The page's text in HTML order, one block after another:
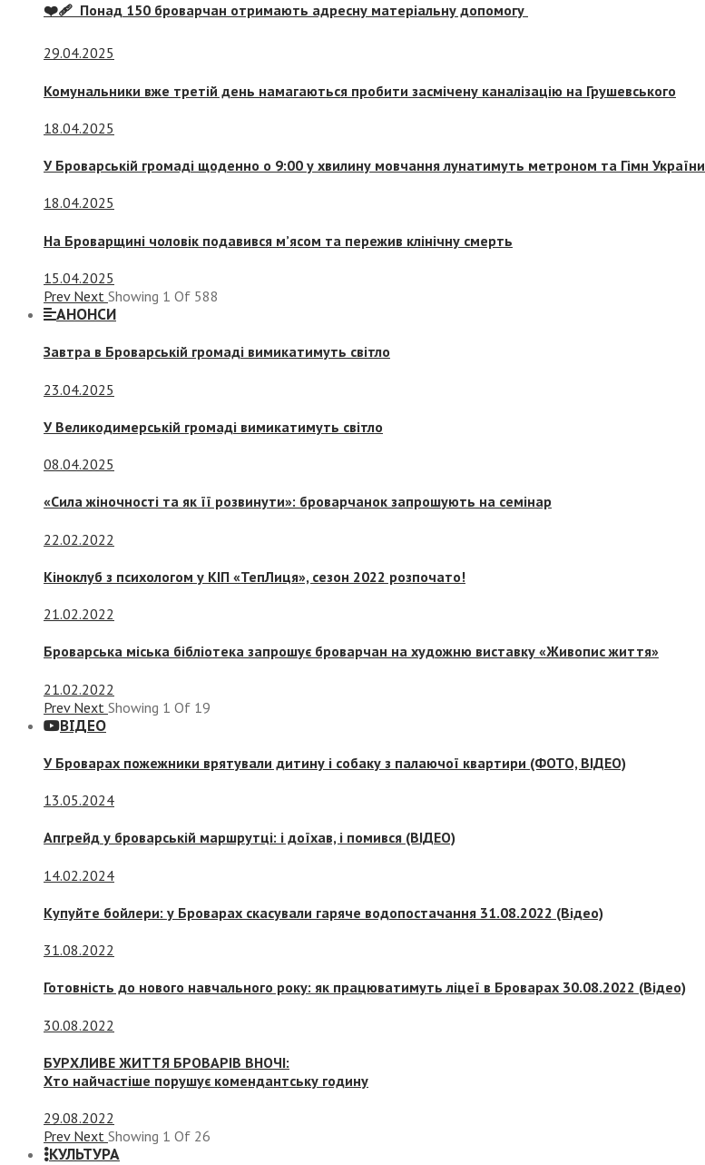
❤️‍🩹 Понад 150 броварчан отримають адресну матеріальну допомогу
29.04.2025
Комунальники вже третій день намагаються пробити засмічену каналізацію на Грушевського
18.04.2025
У Броварській громаді щоденно о 9:00 у хвилину мовчання лунатимуть метроном та Гімн України
18.04.2025
На Броварщині чоловік подавився м’ясом та пережив клінічну смерть
15.04.2025
Prev Next Showing 1 Of 588
АНОНСИ
Завтра в Броварській громаді вимикатимуть світло
23.04.2025
У Великодимерській громаді вимикатимуть світло
08.04.2025
«Сила жіночності та як її розвинути»: броварчанок запрошують на семінар
22.02.2022
Кіноклуб з психологом у КІП «ТепЛиця», сезон 2022 розпочато!
21.02.2022
Броварська міська бібліотека запрошує броварчан на художню виставку «Живопис життя»
21.02.2022
Prev Next Showing 1 Of 19
ВІДЕО
У Броварах пожежники врятували дитину і собаку з палаючої квартири (ФОТО, ВІДЕО)
13.05.2024
Апгрейд у броварській маршрутці: і доїхав, і помився (ВІДЕО)
14.02.2024
Купуйте бойлери: у Броварах скасували гаряче водопостачання 31.08.2022 (Відео)
31.08.2022
Готовність до нового навчального року: як працюватимуть ліцеї в Броварах 30.08.2022 (Відео)
30.08.2022
БУРХЛИВЕ ЖИТТЯ БРОВАРІВ ВНОЧІ:
Хто найчастіше порушує комендантську годину
29.08.2022
Prev Next Showing 1 Of 26
КУЛЬТУРА